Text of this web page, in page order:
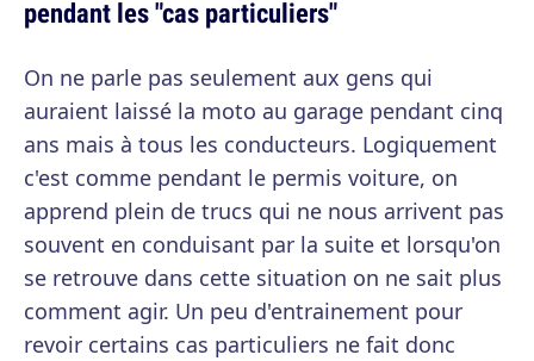
pendant les "cas particuliers"
On ne parle pas seulement aux gens qui
auraient laissé la moto au garage pendant cinq
ans mais à tous les conducteurs. Logiquement
c'est comme pendant le permis voiture, on
apprend plein de trucs qui ne nous arrivent pas
souvent en conduisant par la suite et lorsqu'on
se retrouve dans cette situation on ne sait plus
comment agir. Un peu d'entrainement pour
revoir certains cas particuliers ne fait donc